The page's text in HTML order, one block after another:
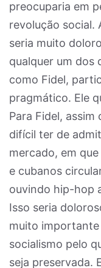
preocuparia em
revolução social.
seria muito
qualquer um dos
como Fidel,
pragmático. Ele
Para Fidel, assim
difícil ter de
mercado, em
e cubanos
ouvindo hip-hop
Isso seria
muito importante
socialismo pelo
seja preservada.